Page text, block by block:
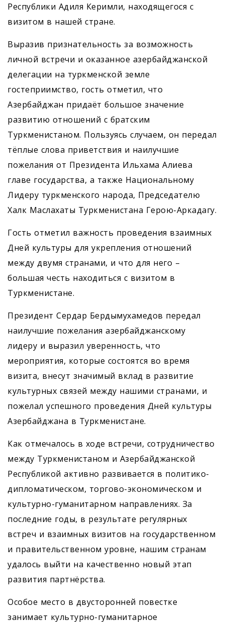
Республики Адиля Керимли, находящегося с
визитом в нашей стране.
Выразив признательность за возможность
личной встречи и оказанное азербайджанской
делегации на туркменской земле
гостеприимство, гость отметил, что
Азербайджан придаёт большое значение
развитию отношений с братским
Туркменистаном. Пользуясь случаем, он передал
тёплые слова приветствия и наилучшие
пожелания от Президента Ильхама Алиева
главе государства, а также Национальному
Лидеру туркменского народа, Председателю
Халк Маслахаты Туркменистана Герою-Аркадагу.
Гость отметил важность проведения взаимных
Дней культуры для укрепления отношений
между двумя странами, и что для него –
большая честь находиться с визитом в
Туркменистане.
Президент Сердар Бердымухамедов передал
наилучшие пожелания азербайджанскому
лидеру и выразил уверенность, что
мероприятия, которые состоятся во время
визита, внесут значимый вклад в развитие
культурных связей между нашими странами, и
пожелал успешного проведения Дней культуры
Азербайджана в Туркменистане.
Как отмечалось в ходе встречи, сотрудничество
между Туркменистаном и Азербайджанской
Республикой активно развивается в политико-
дипломатическом, торгово-экономическом и
культурно-гуманитарном направлениях. За
последние годы, в результате регулярных
встреч и взаимных визитов на государственном
и правительственном уровне, нашим странам
удалось выйти на качественно новый этап
развития партнёрства.
Особое место в двусторонней повестке
занимает культурно-гуманитарное